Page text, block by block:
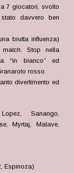
7 giocatori, svolto
davvero ben
brutta influenza)
Stop nella
“in bianco” ed
rosso.
divertimento ed
Sanango,
Myrtaj, Malave,
Espinoza)